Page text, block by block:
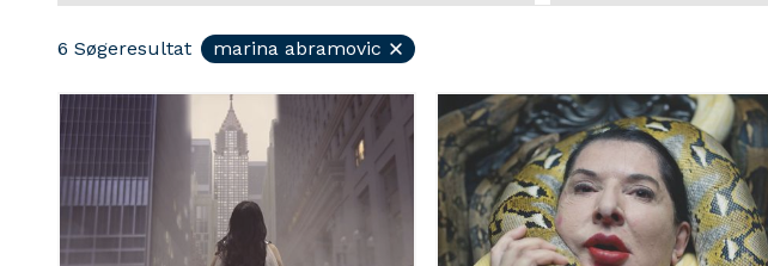
6 Søgeresultat marina abramovic